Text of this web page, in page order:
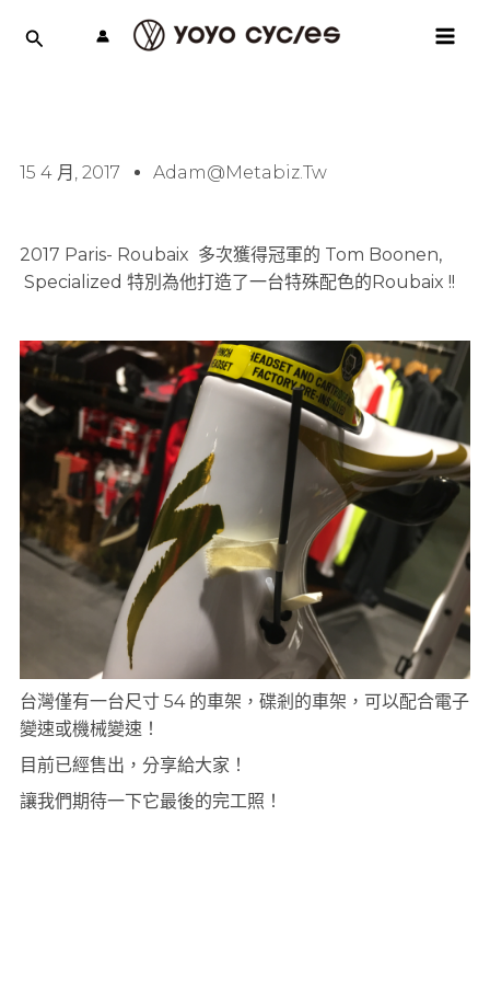
15 4 月, 2017 Adam@metabiz.tw
2017 Paris- Roubaix 多次獲得冠軍的 Tom Boonen,
Specialized 特別為他打造了一台特殊配色的Roubaix !!
台灣僅有一台尺寸 54 的車架，碟剎的車架，可以配合電子
變速或機械變速！
目前已經售出，分享給大家！
讓我們期待一下它最後的完工照！